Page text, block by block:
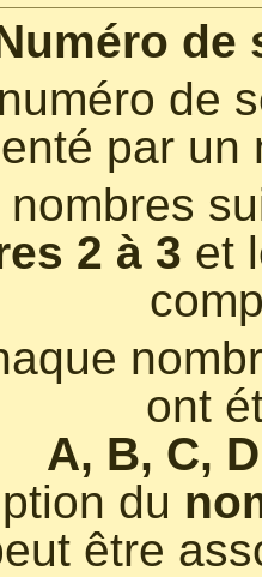
de
de
par un
nombres
2 à 3 et
ont
A, B, C,
du
être